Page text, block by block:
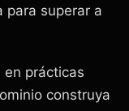
para superar a
prácticas
construya